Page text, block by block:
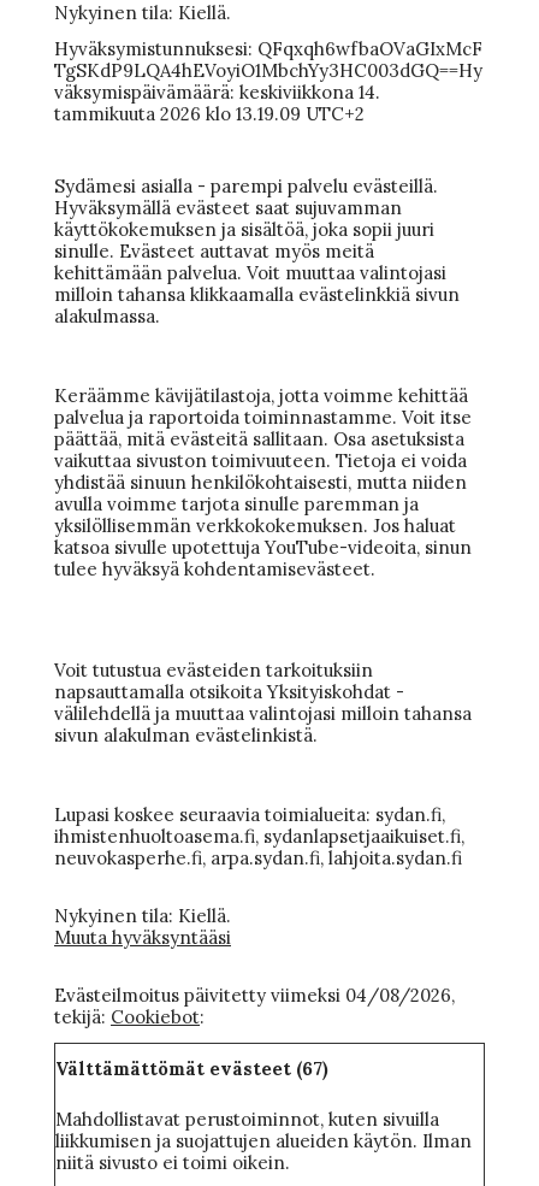
Nykyinen tila: Kiellä.
Hyväksymistunnuksesi: QFqxqh6wfbaOVaGIxMcF
TgSKdP9LQA4hEVoyiO1MbchYy3HC003dGQ==Hy
väksymispäivämäärä: keskiviikkona 14.
tammikuuta 2026 klo 13.19.09 UTC+2
Sydämesi asialla - parempi palvelu evästeillä.
Hyväksymällä evästeet saat sujuvamman
käyttökokemuksen ja sisältöä, joka sopii juuri
sinulle. Evästeet auttavat myös meitä
kehittämään palvelua. Voit muuttaa valintojasi
milloin tahansa klikkaamalla evästelinkkiä sivun
alakulmassa.
Keräämme kävijätilastoja, jotta voimme kehittää
palvelua ja raportoida toiminnastamme. Voit itse
päättää, mitä evästeitä sallitaan. Osa asetuksista
vaikuttaa sivuston toimivuuteen. Tietoja ei voida
yhdistää sinuun henkilökohtaisesti, mutta niiden
avulla voimme tarjota sinulle paremman ja
yksilöllisemmän verkkokokemuksen. Jos haluat
katsoa sivulle upotettuja YouTube-videoita, sinun
tulee hyväksyä kohdentamisevästeet.
Voit tutustua evästeiden tarkoituksiin
napsauttamalla otsikoita Yksityiskohdat -
välilehdellä ja muuttaa valintojasi milloin tahansa
sivun alakulman evästelinkistä.
Lupasi koskee seuraavia toimialueita: sydan.fi,
ihmistenhuoltoasema.fi, sydanlapsetjaaikuiset.fi,
neuvokasperhe.fi, arpa.sydan.fi, lahjoita.sydan.fi
Nykyinen tila: Kiellä.
Muuta hyväksyntääsi
Evästeilmoitus päivitetty viimeksi 04/08/2026,
tekijä: Cookiebot:
Välttämättömät evästeet (67)
Mahdollistavat perustoiminnot, kuten sivuilla
liikkumisen ja suojattujen alueiden käytön. Ilman
niitä sivusto ei toimi oikein.